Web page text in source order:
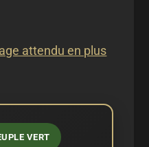
attendu en plus
VERT